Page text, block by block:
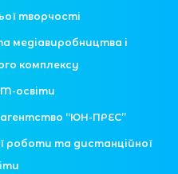
творчості
медіавиробництва і
комплексу
освіти
“ЮН-ПРЕС”
роботи та дистанційної